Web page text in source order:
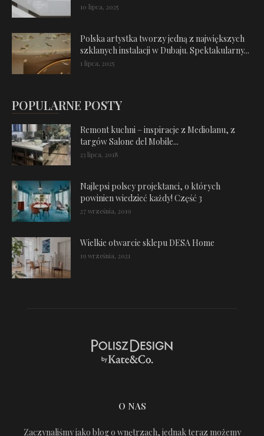
10 lipca, 2025
Polska artystka tworzy jedną z największych
szklanych instalacji w Dubaju. Spektakularny...
1 lipca, 2025
POPULARNE POSTY
Remont kuchni – inspiracje z Mediolanu, z
targów Salone del Mobile...
23 lipca, 2018
Najlepsi polscy projektanci, o których
powinien wiedzieć każdy! Część 3
27 września, 2019
Wielkie otwarcie sklepu DESA Home
19 września, 2021
O NAS
Zaczynaliśmy jako blog o wnętrzach, jednak teraz możemy